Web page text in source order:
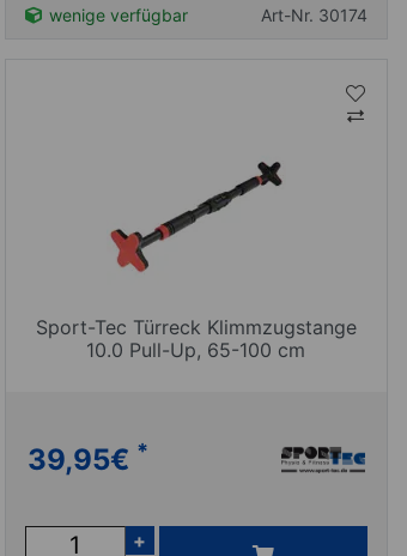
wenige verfügbar Art-Nr. 30174
Sport-Tec Türreck Klimmzugstange
10.0 Pull-Up, 65-100 cm
39,95€ *
+